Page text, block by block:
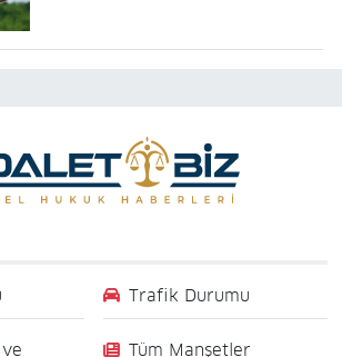
Trafik Durumu
Tüm Manşetler